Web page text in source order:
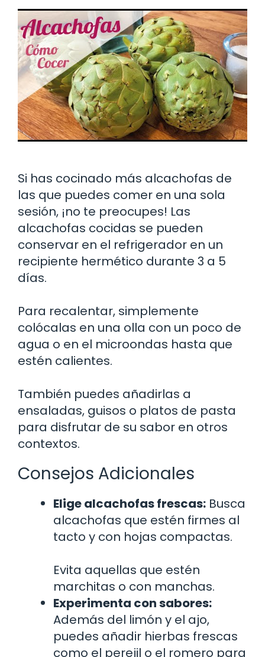
Si has cocinado más alcachofas de
las que puedes comer en una sola
sesión, ¡no te preocupes! Las
alcachofas cocidas se pueden
conservar en el refrigerador en un
recipiente hermético durante 3 a 5
días.
Para recalentar, simplemente
colócalas en una olla con un poco de
agua o en el microondas hasta que
estén calientes.
También puedes añadirlas a
ensaladas, guisos o platos de pasta
para disfrutar de su sabor en otros
contextos.
Consejos Adicionales
Elige alcachofas frescas: Busca
alcachofas que estén firmes al
tacto y con hojas compactas.
Evita aquellas que estén
marchitas o con manchas.
Experimenta con sabores:
Además del limón y el ajo,
puedes añadir hierbas frescas
como el perejil o el romero para